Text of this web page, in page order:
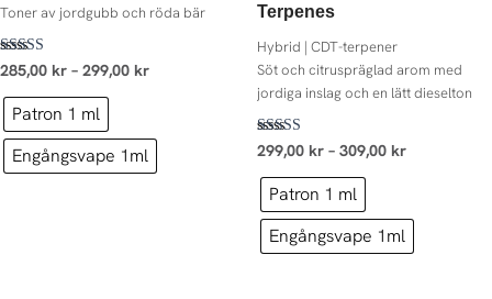
Toner av jordgubb och röda bär
Betygsatt
4.60
av 5
285,00 kr – 299,00 kr
Patron 1 ml
Engångsvape 1ml
Terpenes
Hybrid | CDT-terpener
Söt och citruspräglad arom med
jordiga inslag och en lätt dieselton
Betygsatt
4.79
av 5
299,00 kr – 309,00 kr
Patron 1 ml
Engångsvape 1ml